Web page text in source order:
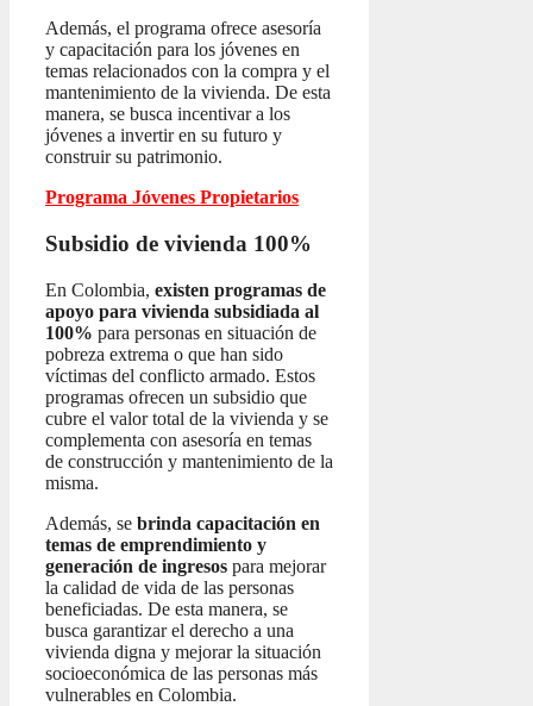
Además, el programa ofrece asesoría
y capacitación para los jóvenes en
temas relacionados con la compra y el
mantenimiento de la vivienda. De esta
manera, se busca incentivar a los
jóvenes a invertir en su futuro y
construir su patrimonio.
Programa Jóvenes Propietarios
Subsidio de vivienda 100%
En Colombia, existen programas de
apoyo para vivienda subsidiada al
100% para personas en situación de
pobreza extrema o que han sido
víctimas del conflicto armado. Estos
programas ofrecen un subsidio que
cubre el valor total de la vivienda y se
complementa con asesoría en temas
de construcción y mantenimiento de la
misma.
Además, se brinda capacitación en
temas de emprendimiento y
generación de ingresos para mejorar
la calidad de vida de las personas
beneficiadas. De esta manera, se
busca garantizar el derecho a una
vivienda digna y mejorar la situación
socioeconómica de las personas más
vulnerables en Colombia.